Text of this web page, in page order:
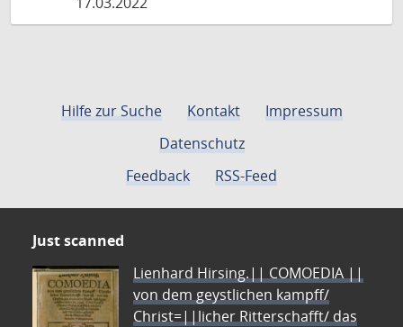
Hilfe zur Suche Kontakt
Impressum
Datenschutz
Feedback
RSS-Feed
Just scanned
Lienhard Hirsing.|| COMOEDIA ||
von dem geystlichen kampff/
Christ=||licher Ritterschafft/ das